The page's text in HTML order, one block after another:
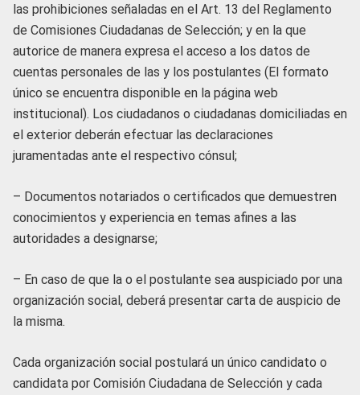
las prohibiciones señaladas en el Art. 13 del Reglamento
de Comisiones Ciudadanas de Selección; y en la que
autorice de manera expresa el acceso a los datos de
cuentas personales de las y los postulantes (El formato
único se encuentra disponible en la página web
institucional). Los ciudadanos o ciudadanas domiciliadas en
el exterior deberán efectuar las declaraciones
juramentadas ante el respectivo cónsul;
– Documentos notariados o certificados que demuestren
conocimientos y experiencia en temas afines a las
autoridades a designarse;
– En caso de que la o el postulante sea auspiciado por una
organización social, deberá presentar carta de auspicio de
la misma.
Cada organización social postulará un único candidato o
candidata por Comisión Ciudadana de Selección y cada